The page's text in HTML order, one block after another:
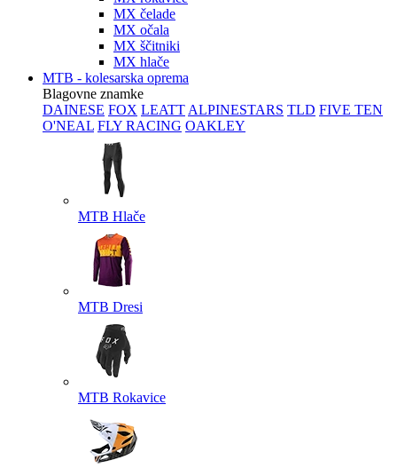
MX čelade
MX očala
MX ščitniki
MX hlače
MTB - kolesarska oprema
Blagovne znamke
DAINESE FOX LEATT ALPINESTARS TLD FIVE TEN
O'NEAL FLY RACING OAKLEY
MTB Hlače
MTB Dresi
MTB Rokavice